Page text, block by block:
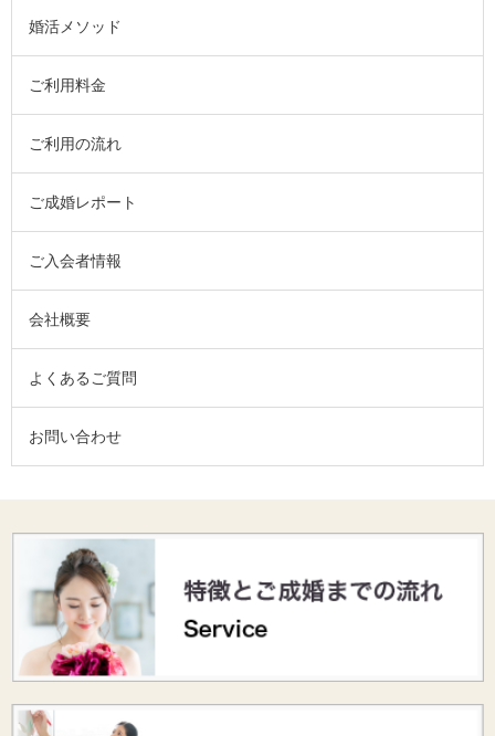
婚活メソッド
ご利用料金
ご利用の流れ
ご成婚レポート
ご入会者情報
会社概要
よくあるご質問
お問い合わせ